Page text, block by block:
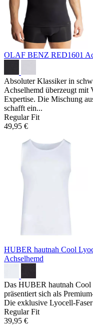
OLAF BENZ RED1601
Absoluter Klassiker in
Achselhemd überzeugt mit
Expertise. Die Mischung
schafft ein...
Regular Fit
49,95 €
HUBER hautnah Cool
Achselhemd
Das HUBER hautnah Cool
präsentiert sich als
Die exklusive Lyocell-
Regular Fit
39,95 €